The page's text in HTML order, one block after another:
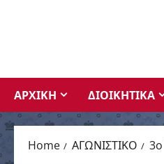
ΑΡΧΙΚΗ ΔΙΟΙΚΗΤΙΚΑ
Home ΑΓΩΝΙΣΤΙΚΟ